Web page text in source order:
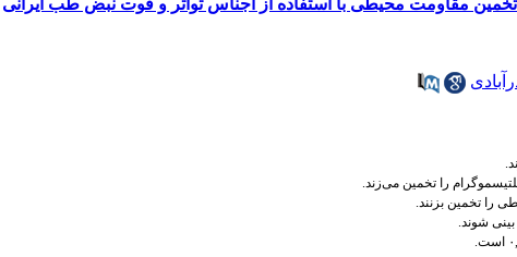
را تخمین می‌زند.
را تخمین بزنند.
شوند.